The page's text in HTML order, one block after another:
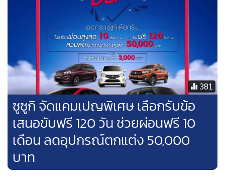
แครี่ ยังสามารถสร้างอัตราเติบโตสวนทิศทางตลาด ด้วยยอดขาย
2,433 คัน ในปี 2563 ซึ่งเพิ่มขึ้น 8% จากปีก่อนหน้า รวมถึงปีที่
ผ่านมาสามารถขยับยอดขายเพิ่มขึ้นเป็น 2,886 คัน เติบโตถึง
18.62% จากปีก่อนหน้า ตอกย้ำถึงความนิยมและความสำคัญ
ของ ซูซูกิ แครี่ ในตลาดประเทศไทย
โดยมากกว่า 40% ของลูกค้าซูซูกิ แครี่ จะนำไปปรับโฉมเพื่อ
รองรับธุรกิจในบทบาทของ “ฟู้ดทรัค” ซึ่งมีอัตราเติบโตเพิ่มขึ้น
ถึง 20% ก่อนที่การแพร่ระบาดของโคโรน่าไวรัส 2019 จะสร้าง
ผลกระทบโดยตรงต่อการใช้ชีวิต ไล่เรียงไปจนถึงภาพรวมทาง
เศรษฐกิจ ตอกย้ำให้เห็นถึงความอเนกประสงค์และความสำคัญ
ของซูซูกิ แครี่ ที่เป็นมากกว่ายานพาหนะ ทว่ายังเป็นกำลังสำคัญ
381
ซูซูกิ จัดแคมเปญพิเศษ เลือกรับข้อ
เสนอขับฟรี 120 วัน ช่วยผ่อนฟรี 10
เดือน ลดอุปกรณ์ตกแต่ง 50,000
บาท